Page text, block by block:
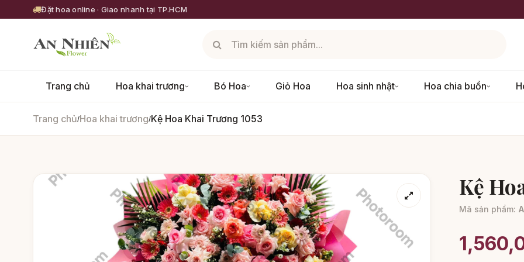
Đặt hoa online · Giao nhanh tại TP.HCM
Trang chủ Hoa khai trương Bó Hoa Giỏ Hoa Hoa sinh nhật Hoa chia buồn
Trang chủ/Hoa khai trương/Kệ Hoa Khai Trương 1053
Kệ
Mã sản phẩm: